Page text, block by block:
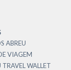
ABREU
VIAGEM
TRAVEL WALLET